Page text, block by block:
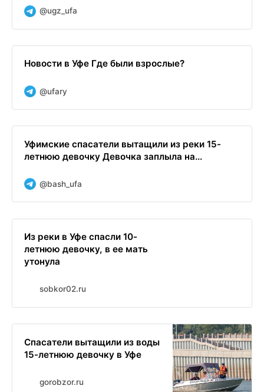
@ugz_ufa
Новости в Уфе Где были взрослые?
@ufary
Уфимские спасатели вытащили из реки 15-
летнюю девочку Девочка заплыла на...
@bash_ufa
Из реки в Уфе спасли 10-
летнюю девочку, в ее мать
утонула
sobkor02.ru
Спасатели вытащили из воды
15-летнюю девочку в Уфе
gorobzor.ru